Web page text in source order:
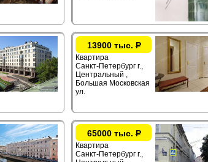
13900 тыс.Р
Квартира
Санкт-Петербург г.,
Центральный ,
Большая Московская
ул.
65000 тыс.Р
Квартира
Санкт-Петербург г.,